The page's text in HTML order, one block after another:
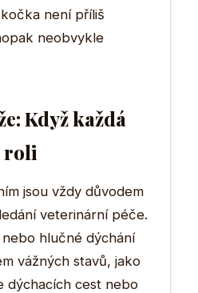
není příliš
neobvykle
Když každá
roli
jsou vždy důvodem
veterinární péče.
nebo hlučné dýchání
vážných stavů, jako
dýchacích cest nebo